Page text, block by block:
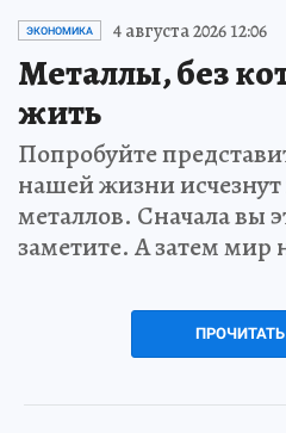
ЭКОНОМИКА 4 августа 2026 12:06
Металлы, без
жить
Попробуйте
нашей жизни исчезнут
металлов. Сначала вы
заметите. А затем мир
ПРОЧИТАТЬ